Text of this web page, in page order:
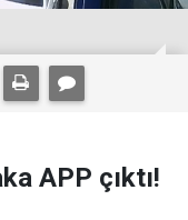
APP çıktı!